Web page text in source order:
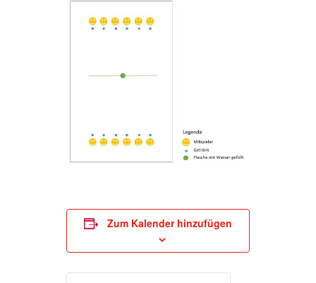
Zum Kalender hinzufügen